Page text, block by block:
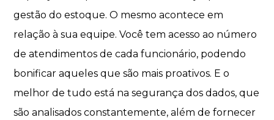
gestão do estoque. O mesmo acontece em
relação à sua equipe. Você tem acesso ao número
de atendimentos de cada funcionário, podendo
bonificar aqueles que são mais proativos. E o
melhor de tudo está na segurança dos dados, que
são analisados constantemente, além de fornecer